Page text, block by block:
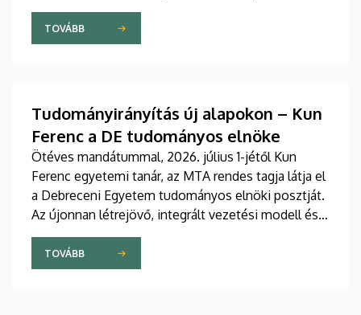
2025 novemberében avatta díszdoktorai sorába a
Debreceni Egyetem.
TOVÁBB
Tudományirányítás új alapokon – Kun
Ferenc a DE tudományos elnöke
Ötéves mandátummal, 2026. július 1-jétől Kun
Ferenc egyetemi tanár, az MTA rendes tagja látja el
a Debreceni Egyetem tudományos elnöki posztját.
Az újonnan létrejövő, integrált vezetési modell és a
fokozatosan kiépülő Tudományos Főigazgatóság
célja, hogy a nemzetközi versenyben új szintre
emelje az intézmény kutatási teljesítményét,
TOVÁBB